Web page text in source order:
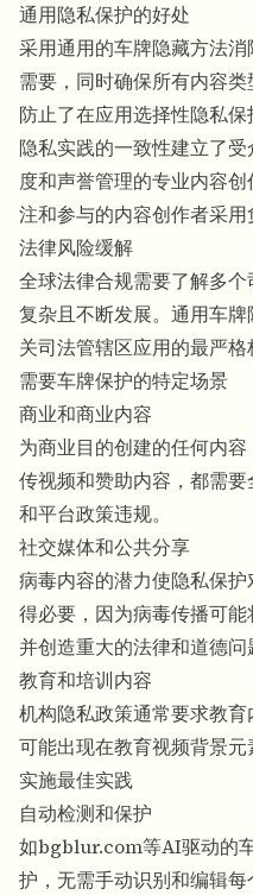
通用隐私保护的好处
采用通用的车牌隐藏方法
需要，同时确保所有内容
防止了在应用选择性隐私保
隐私实践的一致性建立了
度和声誉管理的专业内容
注和参与的内容创作者采用
法律风险缓解
全球法律合规需要了解多
复杂且不断发展。通用车
关司法管辖区应用的最严格
需要车牌保护的特定场景
商业和商业内容
为商业目的创建的任何内
传视频和赞助内容，都需
和平台政策违规。
社交媒体和公共分享
病毒内容的潜力使隐私保
得必要，因为病毒传播可能
并创造重大的法律和道德问
教育和培训内容
机构隐私政策通常要求教
可能出现在教育视频背景元
实施最佳实践
自动检测和保护
如bgblur.com等AI驱动的
护，无需手动识别和编辑